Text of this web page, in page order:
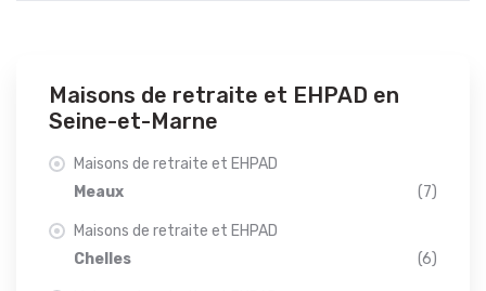
Maisons de retraite et EHPAD en
Seine-et-Marne
Maisons de retraite et EHPAD
Meaux
(7)
Maisons de retraite et EHPAD
Chelles
(6)